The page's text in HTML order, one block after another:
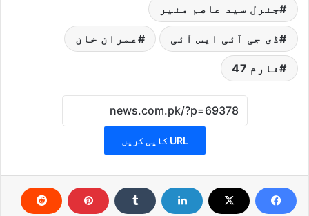
جنرل سید عاصم منیر
ڈی جی آئی ایس آئی عمران خان
فارم 47
URL کاپی کریں